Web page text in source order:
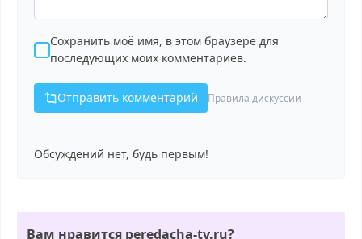
Сохранить моё имя, в этом браузере для
последующих моих комментариев.
Отправить комментарий Правила дискуссии
Обсуждений нет, будь первым!
Вам нравится peredacha-tv.ru?